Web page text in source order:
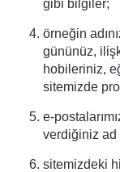
gibi bilgiler;
örneğin
gününüz,
hobileriniz,
sitemizde
e-
verdiğiniz ad
sitemizdeki